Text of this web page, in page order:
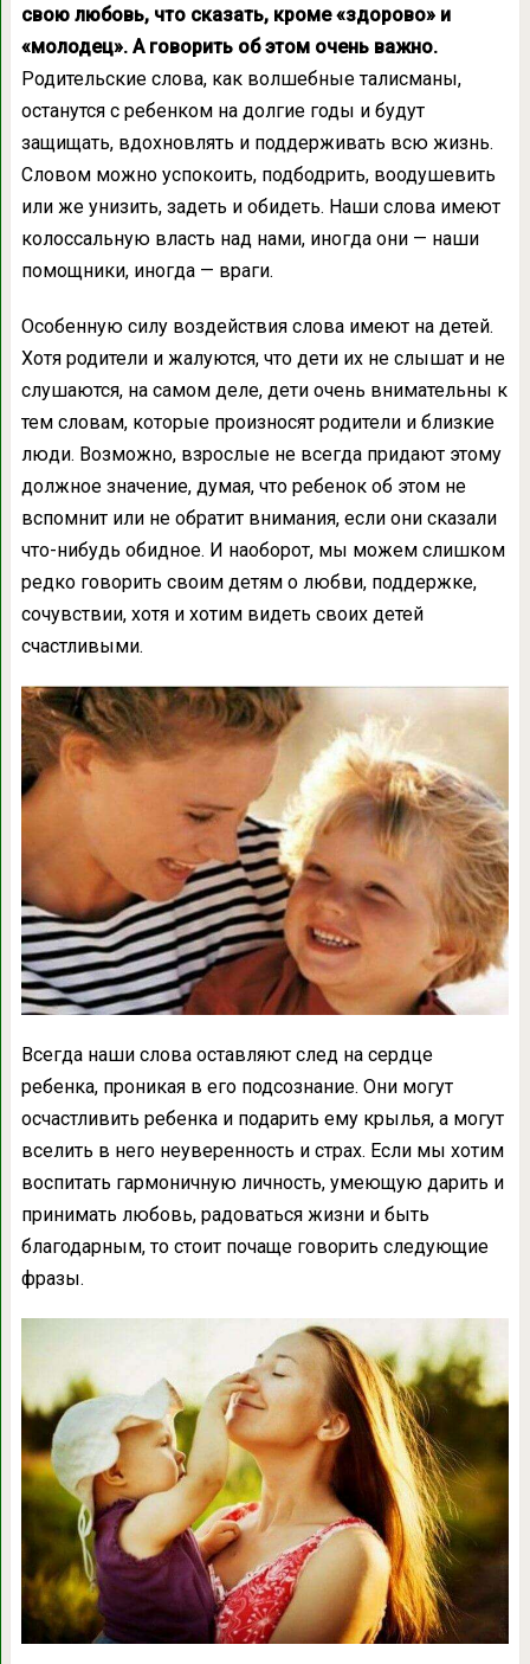
свою любовь, что сказать, кроме «здорово» и
«молодец». А говорить об этом очень важно.
Родительские слова, как волшебные талисманы,
останутся с ребенком на долгие годы и будут
защищать, вдохновлять и поддерживать всю жизнь.
Словом можно успокоить, подбодрить, воодушевить
или же унизить, задеть и обидеть. Наши слова имеют
колоссальную власть над нами, иногда они — наши
помощники, иногда — враги.
Особенную силу воздействия слова имеют на детей.
Хотя родители и жалуются, что дети их не слышат и не
слушаются, на самом деле, дети очень внимательны к
тем словам, которые произносят родители и близкие
люди. Возможно, взрослые не всегда придают этому
должное значение, думая, что ребенок об этом не
вспомнит или не обратит внимания, если они сказали
что-нибудь обидное. И наоборот, мы можем слишком
редко говорить своим детям о любви, поддержке,
сочувствии, хотя и хотим видеть своих детей
счастливыми.
Всегда наши слова оставляют след на сердце
ребенка, проникая в его подсознание. Они могут
осчастливить ребенка и подарить ему крылья, а могут
вселить в него неуверенность и страх. Если мы хотим
воспитать гармоничную личность, умеющую дарить и
принимать любовь, радоваться жизни и быть
благодарным, то стоит почаще говорить следующие
фразы.